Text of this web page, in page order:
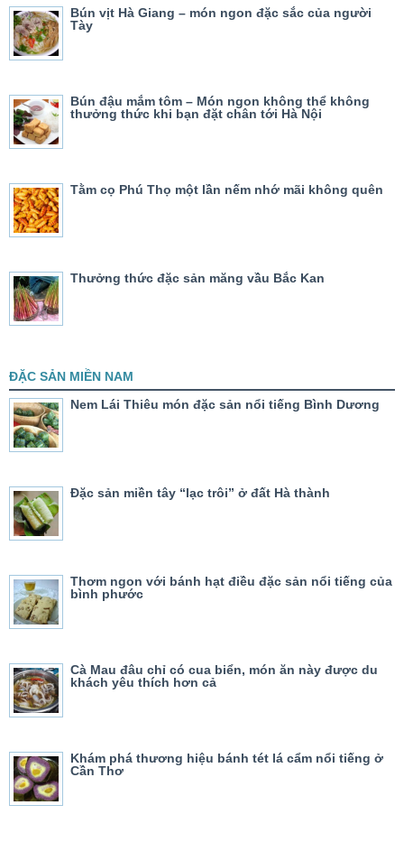
Bún vịt Hà Giang – món ngon đặc sắc của người
Tày
Bún đậu mắm tôm – Món ngon không thể không
thưởng thức khi bạn đặt chân tới Hà Nội
Tằm cọ Phú Thọ một lần nếm nhớ mãi không quên
Thưởng thức đặc sản măng vầu Bắc Kan
ĐẶC SẢN MIỀN NAM
Nem Lái Thiêu món đặc sản nổi tiếng Bình Dương
Đặc sản miền tây “lạc trôi” ở đất Hà thành
Thơm ngon với bánh hạt điều đặc sản nổi tiếng của
bình phước
Cà Mau đâu chỉ có cua biển, món ăn này được du
khách yêu thích hơn cả
Khám phá thương hiệu bánh tét lá cẩm nổi tiếng ở
Cần Thơ